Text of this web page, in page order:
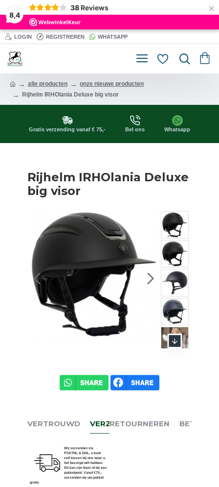
8,4
38 Reviews ×
LOGIN REGISTREREN WHATSAPP
alle producten
onze nieuwe producten
Rijhelm IRHOlania Deluxe big visor
Gratis verzending vanaf € 75,- Bel ons Whatsapp
Rijhelm IRHOlania Deluxe
big visor
VERTROUWD VERZENDEN
Wij verzenden via
POSTNL & DHL, u kunt
zelf kiezen bij ons waar u
het bezorgd wilt hebben.
Dit kan zijn thuis of bij een
pakketpunt. Vanaf €75,-
verzenden we uw pakket
gratis
RETOURNEREN BETALEN